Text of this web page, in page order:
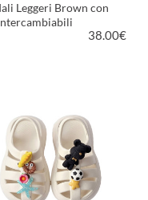
Leggeri Brown con
38.00€